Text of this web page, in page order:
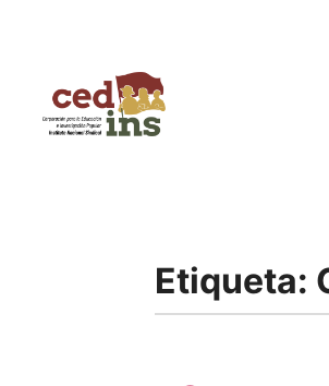
Etiqueta: